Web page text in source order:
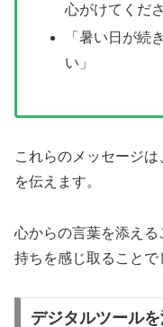
心がけてくださ
「暑い日が続
い」
これらのメッセージ
を伝えます。
心からの言葉を添え
持ちを感じ取ることで
デジタルツール